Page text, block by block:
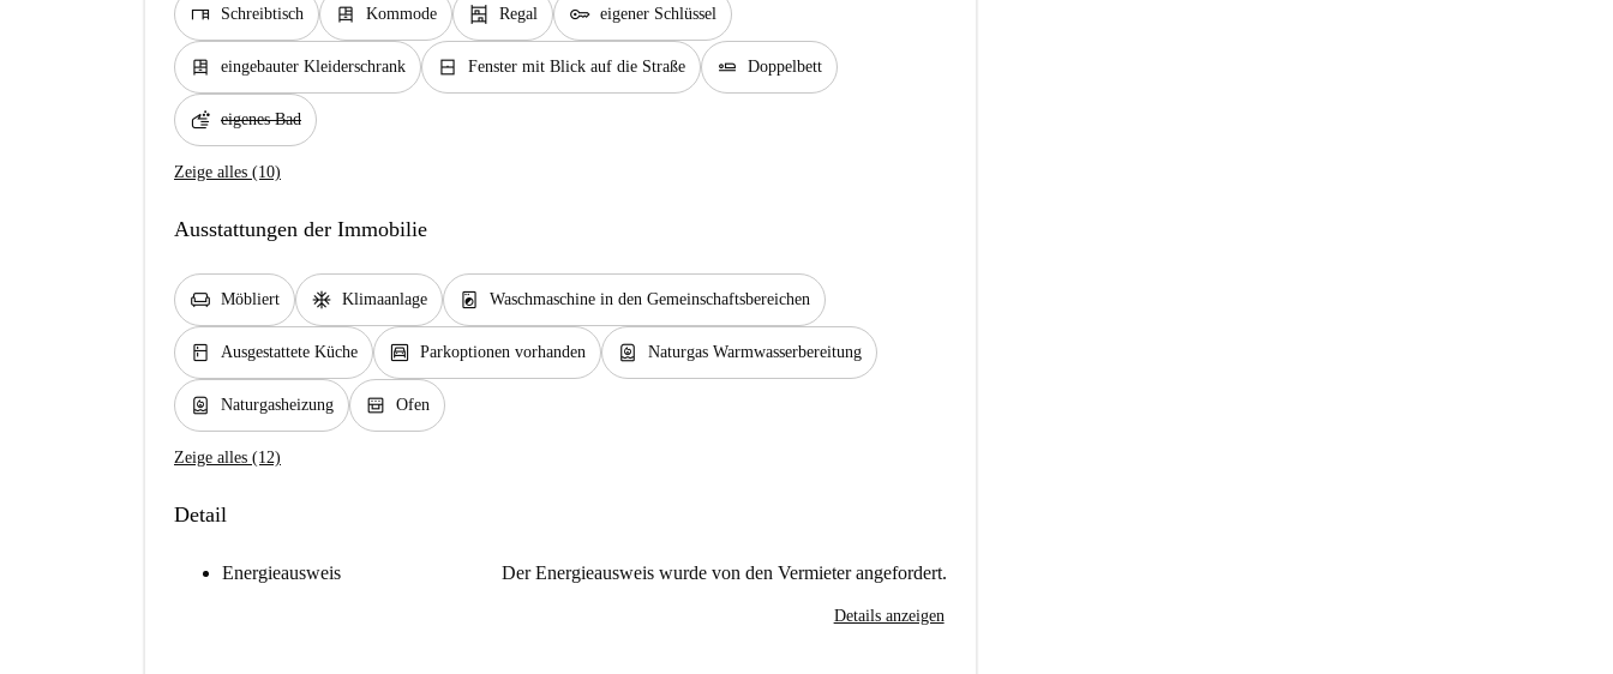
desk Schreibtisch dresser Kommode shelves Regal key eigener Schlüssel
dresser eingebauter Kleiderschrank window_closed Fenster mit Blick auf die Straße airline_seat_flat Doppelbett
soap eigenes Bad
Zeige alles (10)
Ausstattungen der Immobilie
chair Möbliert ac_unit Klimaanlage local_laundry_service Waschmaschine in den Gemeinschaftsbereichen
kitchen Ausgestattete Küche garage Parkoptionen vorhanden water_heater Naturgas Warmwasserbereitung
water_heater Naturgasheizung oven_gen Ofen
Zeige alles (12)
Detail
Energieausweis Der Energieausweis wurde von den Vermieter angefordert.
Details anzeigen